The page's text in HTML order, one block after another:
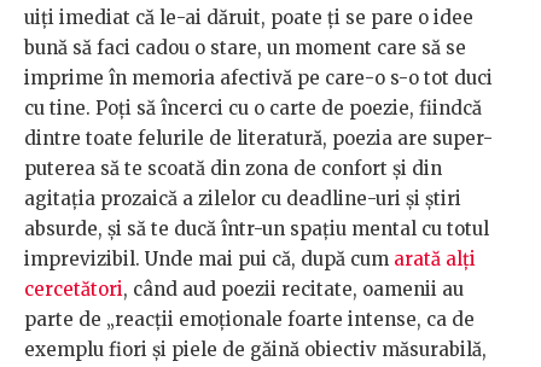
uiți imediat că le-ai dăruit, poate ți se pare o idee
bună să faci cadou o stare, un moment care să se
imprime în memoria afectivă pe care-o s-o tot duci
cu tine. Poți să încerci cu o carte de poezie, fiindcă
dintre toate felurile de literatură, poezia are super-
puterea să te scoată din zona de confort și din
agitația prozaică a zilelor cu deadline-uri și știri
absurde, și să te ducă într-un spațiu mental cu totul
imprevizibil. Unde mai pui că, după cum arată alți
cercetători, când aud poezii recitate, oamenii au
parte de „reacții emoționale foarte intense, ca de
exemplu fiori și piele de găină obiectiv măsurabilă,